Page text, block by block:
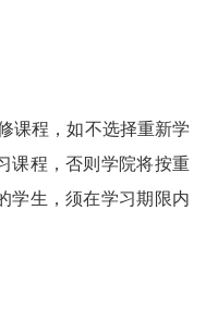
课程，如不选择重新学
课程，否则学院将按重
学生，须在学习期限内